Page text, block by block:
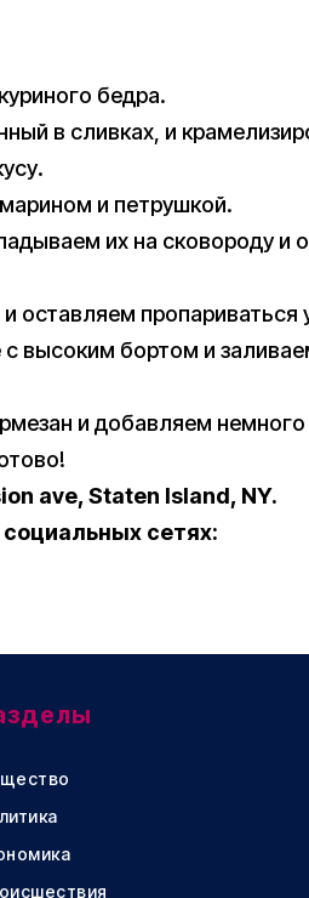
бедра.
в сливках, и
и петрушкой.
их на сковороду и
пропариваться
высоким бортом и
и добавляем немного
ave, Staten Island, NY.
сетях: